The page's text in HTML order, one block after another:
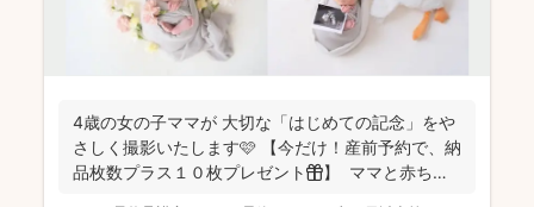
4歳の女の子ママが 大切な「はじめての記念」をや
さしく撮影いたします🩷 【今だけ！産前予約で、納
品枚数プラス１０枚プレゼント🎁】 ママと赤ちゃ